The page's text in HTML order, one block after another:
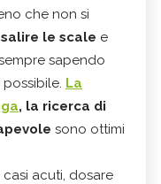
che non si
salire le scale e
sapendo
possibile. La
, la ricerca di
sono ottimi
acuti, dosare